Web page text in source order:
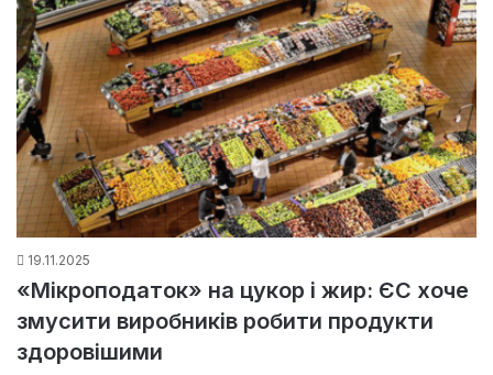
19.11.2025
«Мікроподаток» на цукор і жир: ЄС хоче
змусити виробників робити продукти
здоровішими